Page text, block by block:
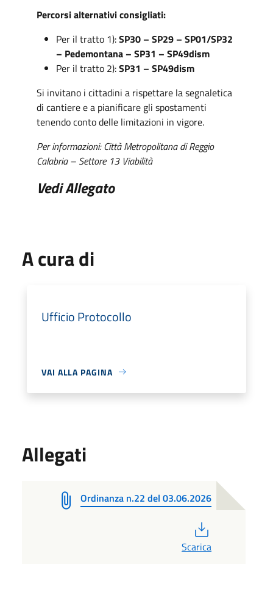
Percorsi alternativi consigliati:
Per il tratto 1):SP30 – SP29 – SP01/SP32
– Pedemontana – SP31 – SP49dism
Per il tratto 2):SP31 – SP49dism
Si invitano i cittadini a rispettare la segnaletica
di cantiere e a pianificare gli spostamenti
tenendo conto delle limitazioni in vigore.
Per informazioni: Città Metropolitana di Reggio
Calabria – Settore 13 Viabilità
Vedi Allegato
A cura di
Ufficio Protocollo
VAI ALLA PAGINA
Allegati
Ordinanza n.22 del 03.06.2026
Scarica